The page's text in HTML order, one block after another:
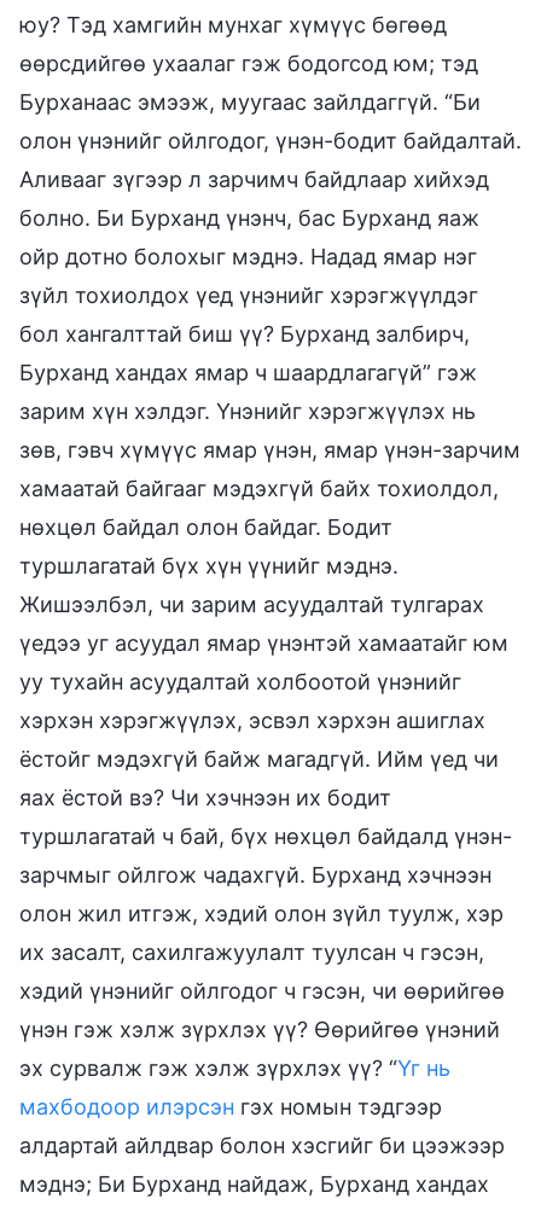
юу? Тэд хамгийн мунхаг хүмүүс бөгөөд
өөрсдийгөө ухаалаг гэж бодогсод юм; тэд
Бурханаас эмээж, муугаас зайлдаггүй. “Би
олон үнэнийг ойлгодог, үнэн-бодит байдалтай.
Аливааг зүгээр л зарчимч байдлаар хийхэд
болно. Би Бурханд үнэнч, бас Бурханд яаж
ойр дотно болохыг мэднэ. Надад ямар нэг
зүйл тохиолдох үед үнэнийг хэрэгжүүлдэг
бол хангалттай биш үү? Бурханд залбирч,
Бурханд хандах ямар ч шаардлагагүй” гэж
зарим хүн хэлдэг. Үнэнийг хэрэгжүүлэх нь
зөв, гэвч хүмүүс ямар үнэн, ямар үнэн-зарчим
хамаатай байгааг мэдэхгүй байх тохиолдол,
нөхцөл байдал олон байдаг. Бодит
туршлагатай бүх хүн үүнийг мэднэ.
Жишээлбэл, чи зарим асуудалтай тулгарах
үедээ уг асуудал ямар үнэнтэй хамаатайг юм
уу тухайн асуудалтай холбоотой үнэнийг
хэрхэн хэрэгжүүлэх, эсвэл хэрхэн ашиглах
ёстойг мэдэхгүй байж магадгүй. Ийм үед чи
яах ёстой вэ? Чи хэчнээн их бодит
туршлагатай ч бай, бүх нөхцөл байдалд үнэн-
зарчмыг ойлгож чадахгүй. Бурханд хэчнээн
олон жил итгэж, хэдий олон зүйл туулж, хэр
их засалт, сахилгажуулалт туулсан ч гэсэн,
хэдий үнэнийг ойлгодог ч гэсэн, чи өөрийгөө
үнэн гэж хэлж зүрхлэх үү? Өөрийгөө үнэний
эх сурвалж гэж хэлж зүрхлэх үү? “Үг нь
махбодоор илэрсэн гэх номын тэдгээр
алдартай айлдвар болон хэсгийг би цээжээр
мэднэ; Би Бурханд найдаж, Бурханд хандах